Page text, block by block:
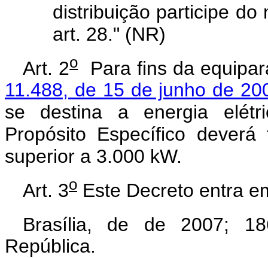
distribuição participe do
art. 28." (NR)
Art. 2oPara fins da
11.488, de 15 de junho de
se destina a energia
Propósito Específico
superior a 3.000 kW.
Art. 3o Este Decreto entra
Brasília, de de 2007;
República.